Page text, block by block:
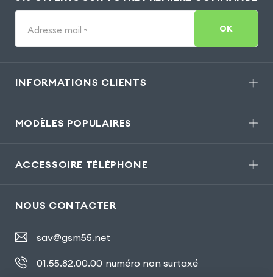
Adresse mail * OK
INFORMATIONS CLIENTS
MODÈLES POPULAIRES
ACCESSOIRE TÉLÉPHONE
NOUS CONTACTER
sav@gsm55.net
01.55.82.00.00 numéro non surtaxé